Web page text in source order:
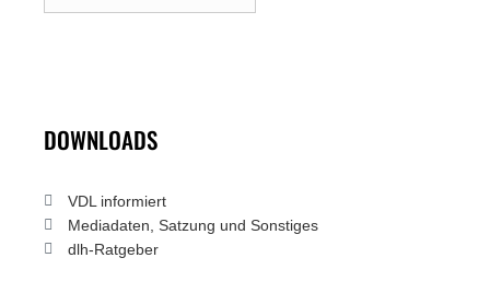
DOWNLOADS
VDL informiert
Mediadaten, Satzung und Sonstiges
dlh-Ratgeber